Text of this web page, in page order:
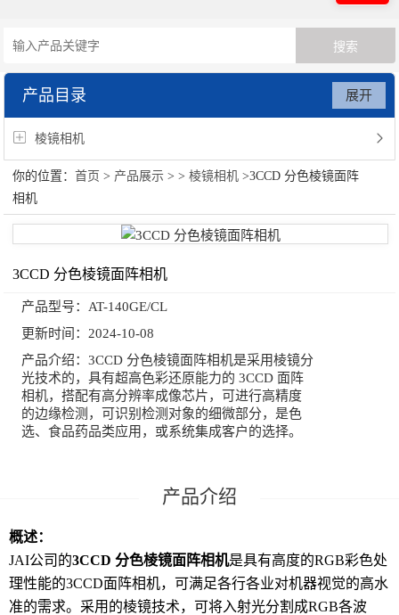
续谱光源，光子晶体光纤
产品目录
棱镜相机
展开
你的位置：首页 > 产品展示 > >棱镜相机 >3CCD 分色棱镜面阵
相机
3CCD 分色棱镜面阵相机
产品型号： AT-140GE/CL
更新时间： 2024-10-08
产品介绍： 3CCD 分色棱镜面阵相机是采用棱镜分
光技术的，具有超高色彩还原能力的 3CCD 面阵
相机，搭配有高分辨率成像芯片，可进行高精度
的边缘检测，可识别检测对象的细微部分，是色
选、食品药品类应用，或系统集成客户的选择。
概述：
JAI公司的3CCD 分色棱镜面阵相机是具有高度的RGB彩色处
理性能的3CCD面阵相机，可满足各行各业对机器视觉的高水
准的需求。采用的棱镜技术，可将入射光分割成RGB各波